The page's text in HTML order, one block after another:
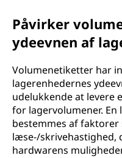
Påvirker
ydeevnen af
Volumenetiketter har
lagerenhedernes
udelukkende at levere
for lagervolumener. En
bestemmes af faktorer
læse-/skrivehastighed,
hardwarens